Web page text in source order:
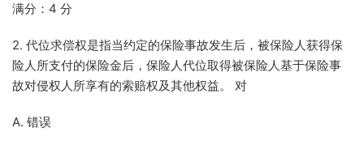
满分：4 分
2. 代位求偿权是指当约定的保险事故发生后，被保险人获得保
险人所支付的保险金后，保险人代位取得被保险人基于保险事
故对侵权人所享有的索赔权及其他权益。 对
A. 错误